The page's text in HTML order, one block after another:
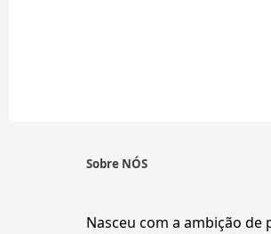
Sobre NÓS
Nasceu com a ambição